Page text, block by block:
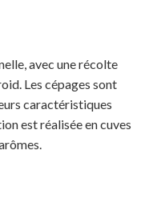
avec une récolte
Les cépages sont
caractéristiques
est réalisée en cuves